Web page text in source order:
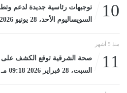
10
توجيهات رئاسية جديدة لدعم
السويساليوم الأحد، 28 يونيو 2026 01:52 مـ
منذ 5 أشهر
11
السبت، 28 فبراير 2026 09:18 مـ